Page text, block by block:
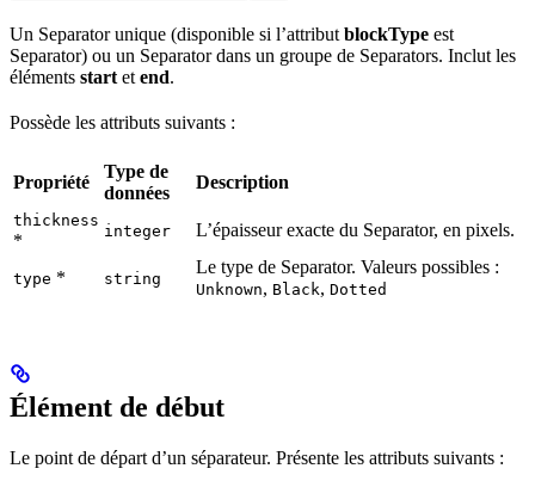
Un Separator unique (disponible si l’attribut blockType est
Separator) ou un Separator dans un groupe de Separators. Inclut les
éléments start et end.
Possède les attributs suivants :
Propriété
Type de
données
Description
thickness
* integer L’épaisseur exacte du Separator, en pixels.
type * string
Le type de Separator. Valeurs possibles :
Unknown, Black, Dotted
Élément de début
Le point de départ d’un séparateur. Présente les attributs suivants :